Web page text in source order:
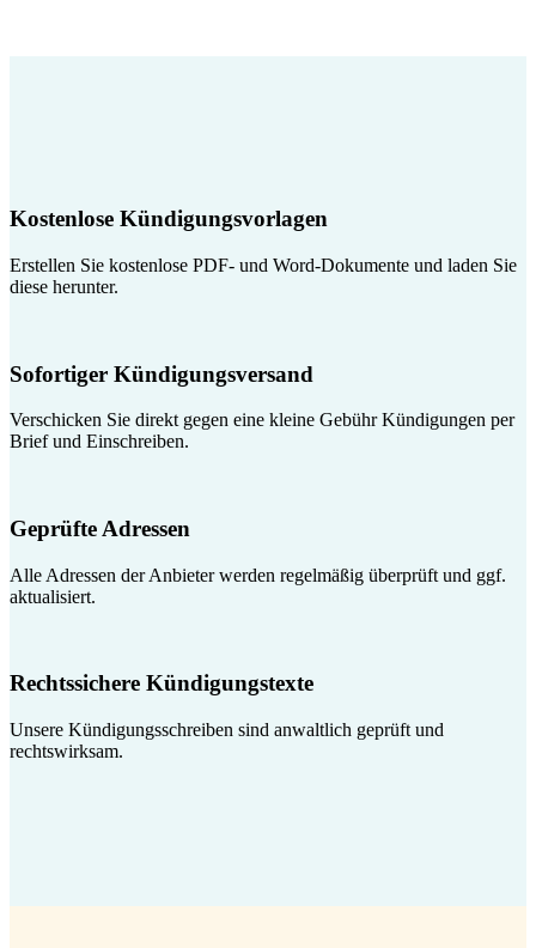
Kostenlose Kündigungsvorlagen
Erstellen Sie kostenlose PDF- und Word-Dokumente und laden Sie
diese herunter.
Sofortiger Kündigungsversand
Verschicken Sie direkt gegen eine kleine Gebühr Kündigungen per
Brief und Einschreiben.
Geprüfte Adressen
Alle Adressen der Anbieter werden regelmäßig überprüft und ggf.
aktualisiert.
Rechtssichere Kündigungstexte
Unsere Kündigungsschreiben sind anwaltlich geprüft und
rechtswirksam.